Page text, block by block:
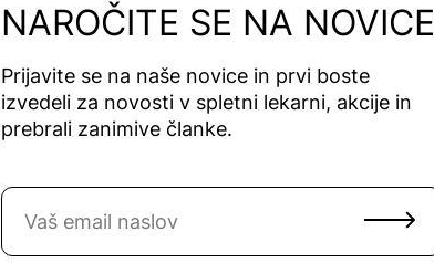
NAROČITE SE NA NOVICE
Prijavite se na naše novice in prvi boste
izvedeli za novosti v spletni lekarni, akcije in
prebrali zanimive članke.
Naročite se na novice